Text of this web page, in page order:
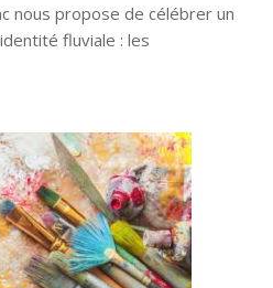
nous propose de célébrer un
fluviale : les